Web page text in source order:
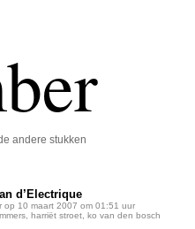
andere stukken
d’Electrique
op 10 maart 2007 om 01:51 uur
harriët stroet ko van den bosch